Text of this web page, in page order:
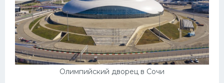
Олимпийский дворец в Сочи